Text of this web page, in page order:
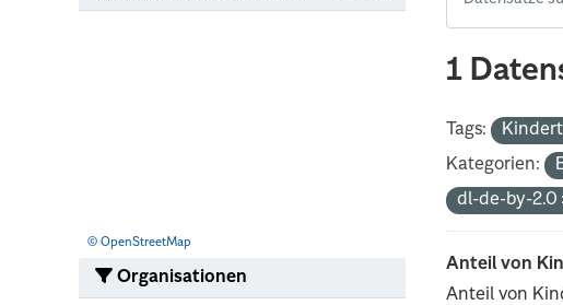
© OpenStreetMap
Organisationen
1
Tags:
Kategorien:
dl-de-by-2.0
Anteil von
Anteil von